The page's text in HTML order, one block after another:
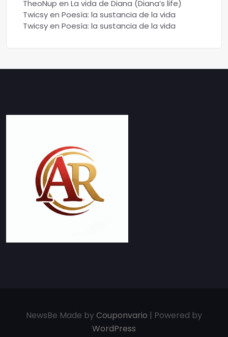
TheoNup en La vida de Diana (Diana’s life)
Twicsyen Poesía: la sustancia de la vida
Twicsyen Poesía: la sustancia de la vida
NewsBe Made byCouponvario | Powered by
WordPress